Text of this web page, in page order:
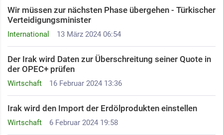
International 13 März 2024 06:54
Wir müssen zur nächsten Phase übergehen - Türkischer
Verteidigungsminister
Wirtschaft 16 Februar 2024 13:36
Der Irak wird Daten zur Überschreitung seiner Quote in
der OPEC+ prüfen
Wirtschaft 6 Februar 2024 19:58
Irak wird den Import der Erdölprodukten einstellen